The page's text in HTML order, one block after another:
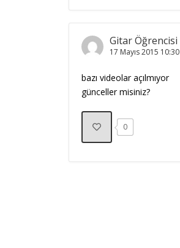
Gitar Öğrencisi
17 Mayıs 2015 10:30
bazı videolar açılmıyor
günceller misiniz?
0